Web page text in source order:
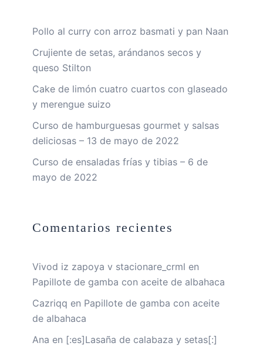
Pollo al curry con arroz basmati y pan Naan
Crujiente de setas, arándanos secos y
queso Stilton
Cake de limón cuatro cuartos con glaseado
y merengue suizo
Curso de hamburguesas gourmet y salsas
deliciosas – 13 de mayo de 2022
Curso de ensaladas frías y tibias – 6 de
mayo de 2022
Comentarios recientes
Vivod iz zapoya v stacionare_crml en
Papillote de gamba con aceite de albahaca
Cazriqq en Papillote de gamba con aceite
de albahaca
Ana en [:es]Lasaña de calabaza y setas[:]